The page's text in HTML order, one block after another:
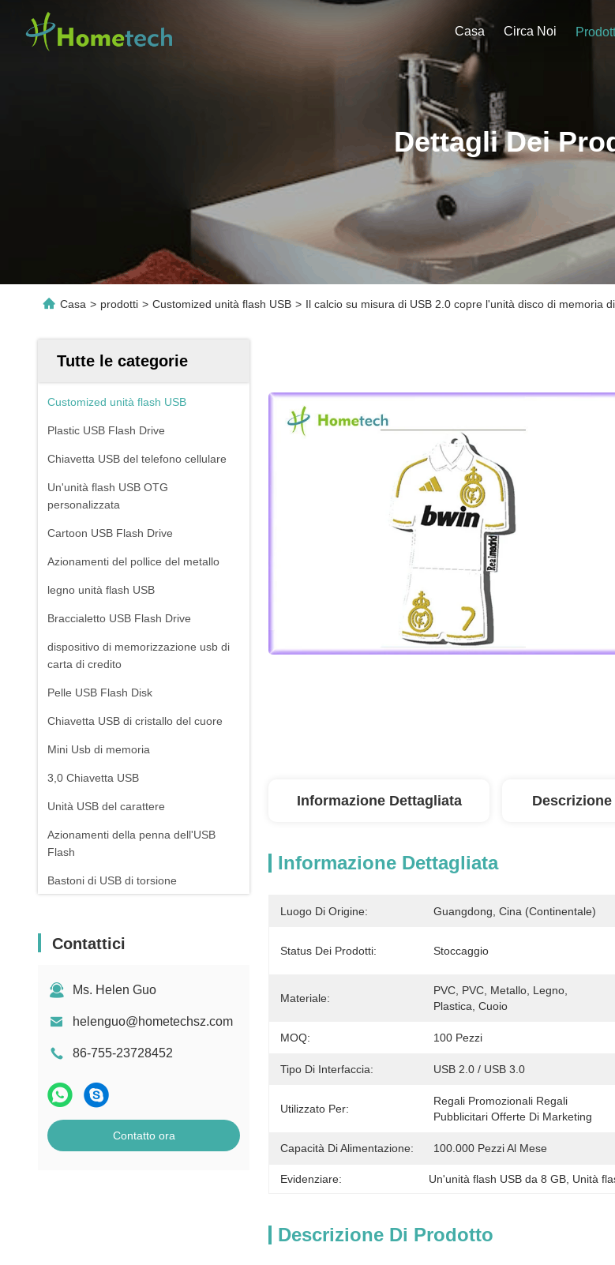
Casa Circa Noi
Dettagli Dei
Casa > prodotti > Customized unità flash USB > Il calcio su misura di USB 2.0 copre l'unità disco di memoria
Tutte le categorie
Customized unità flash USB
Plastic USB Flash Drive
Chiavetta USB del telefono cellulare
Un'unità flash USB OTG
personalizzata
Cartoon USB Flash Drive
Azionamenti del pollice del metallo
legno unità flash USB
Braccialetto USB Flash Drive
dispositivo di memorizzazione usb di
carta di credito
Pelle USB Flash Disk
Chiavetta USB di cristallo del cuore
Mini Usb di memoria
3,0 Chiavetta USB
Unità USB del carattere
Azionamenti della penna dell'USB
Flash
Bastoni di USB di torsione
La Banca di potere del rossetto
cordicella
Contattici
Ms. Helen Guo
helenguo@hometechsz.com
86-755-23728452
Contatto ora
Informazione Dettagliata
Informazione Dettagliata
Luogo Di Origine: Guangdong, Cina (continentale)
Status Dei Prodotti: Stoccaggio
Materiale:
PVC, PVC, Metallo, Legno,
Plastica, Cuoio
MOQ: 100 Pezzi
Tipo Di Interfaccia: USB 2.0 / USB 3.0
Utilizzato Per:
Regali Promozionali Regali
Pubblicitari Offerte Di Marketing
Capacità Di Alimentazione: 100.000 Pezzi Al Mese
Evidenziare: Un'unità flash USB da 8 GB Unità
Descrizione Di Prodotto